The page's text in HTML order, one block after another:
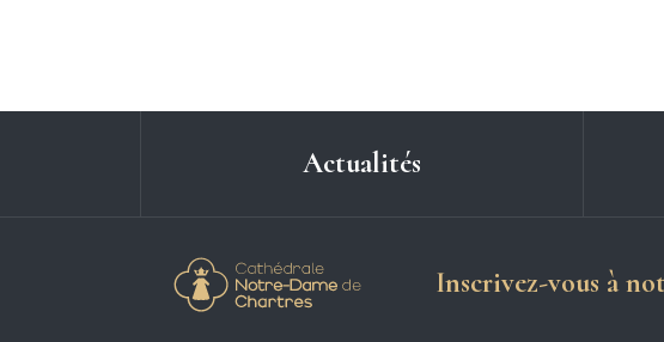
Actualités
Cathédrale Notre-Dame de
Inscrivez-vous à